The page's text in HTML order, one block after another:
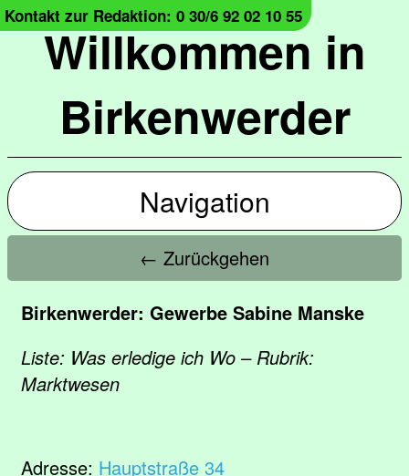
Willkommen in
Birkenwerder
Kontakt zur Redaktion: 0 30/6 92 02 10 55
Navigation
← Zurückgehen
Birkenwerder: Gewerbe Sabine Manske
Liste: Was erledige ich Wo – Rubrik:
Marktwesen
Adresse: Hauptstraße 34